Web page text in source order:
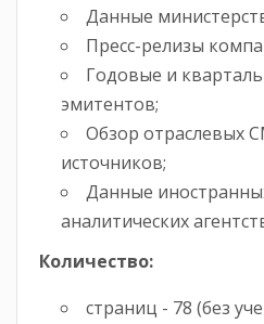
Данные
Пресс-релизы
Годовые и
эмитентов;
Обзор отраслевых
источников;
Данные
аналитических
Количество:
страниц - 78 (без